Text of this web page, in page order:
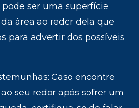
pode ser uma superfície
área ao redor dela que
para advertir dos possíveis
Caso encontre
seu redor após sofrer um